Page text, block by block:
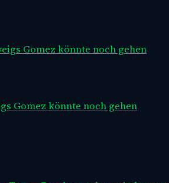
Gomez könnte noch gehen